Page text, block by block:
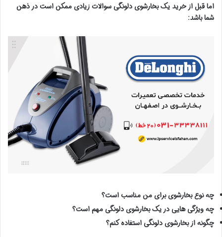
اما قبل از خرید یک بخارشوی دلونگی سوالات زیادی ممکن است در ذهن
شما باشد:
چه نوع بخارشوی برای من مناسب است؟
چه ویژگی هایی در یک بخارشوی دلونگی مهم است؟
چگونه از بخارشوی دلونگی استفاده کنم؟